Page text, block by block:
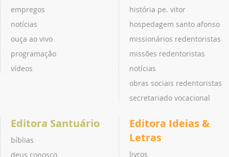
empregos
notícias
ouça ao vivo
programação
vídeos
história pe. vitor
hospedagem santo afonso
missionários redentoristas
missões redentoristas
notícias
obras sociais redentoristas
secretariado vocacional
Editora Santuário
bíblias
deus conosco
Editora Ideias &
Letras
livros